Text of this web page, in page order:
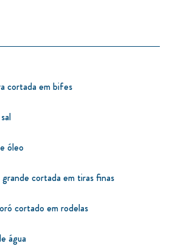
cortada em bifes
óleo
cortada em tiras finas
cortado em rodelas
água